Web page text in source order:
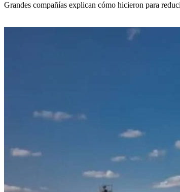
Grandes compañías explican cómo hicieron para